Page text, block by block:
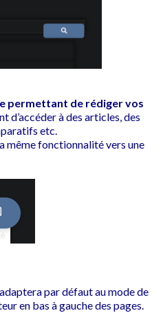
permettant de rédiger vos
d’accéder à des articles, des
etc.
même fonctionnalité vers une
par défaut au mode de
en bas à gauche des pages.